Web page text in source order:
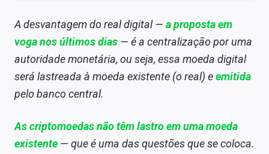
A desvantagem do real digital — a proposta em
voga nos últimos dias — é a centralização por uma
autoridade monetária, ou seja, essa moeda digital
será lastreada à moeda existente (o real) eemitida
pelo banco central.
As criptomoedas não têm lastro em uma moeda
existente — que é uma das questões que se coloca.